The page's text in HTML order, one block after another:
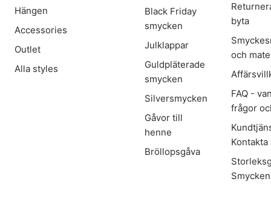
Hängen
Accessories
Outlet
Alla styles
Black Friday
smycken
Julklappar
Guldpläterade
smycken
Silversmycken
Gåvor till
henne
Bröllopsgåva
byta
och
FAQ -
frågor
Kontakta
Smycken